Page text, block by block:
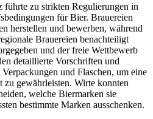
zu strikten Regulierungen in
für Bier. Brauereien
herstellen und bewerben, während
Brauereien benachteiligt
und der freie Wettbewerb
detaillierte Vorschriften und
und Flaschen, um eine
zu gewährleisten. Wirte konnten
welche Biermarken sie
bestimmte Marken ausschenken.